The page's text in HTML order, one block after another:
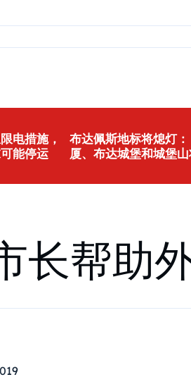
电措施，
能停运
布达佩斯地标将熄灯
厦、布达城堡和城堡
长帮助